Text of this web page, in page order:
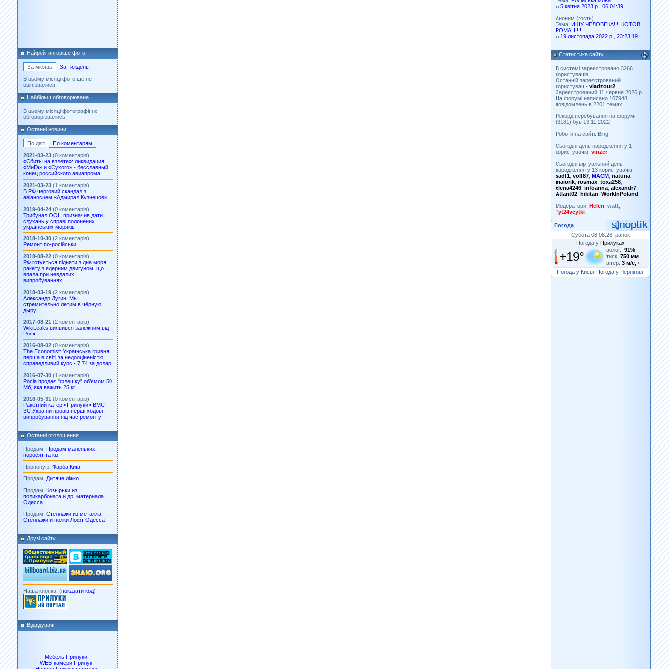
Найрейтинговіше фото
За місяць
За тиждень
В цьому місяці фото ще не
оцінювалися!
Найбільш обговорюване
В цьому місяці фотографії не
обговорювались.
Останні новини
По даті
По коментарям
2021-03-23 (0 коментарів)
«Сбиты на взлете»: ликвидация
«МиГа» и «Сухого» - бесславный
конец российского авиапрома!
2021-03-23 (1 коментарів)
В РФ черговий скандал з
авіаносцем «Адмирал Кузнецов»
2019-04-24 (0 коментарів)
Трибунал ООН призначив дати
слухань у справі полонених
українських моряків
2018-10-30 (2 коментарів)
Ремонт по-російськи
2018-08-22 (0 коментарів)
РФ готується підняти з дна моря
ракету з ядерним двигуном, що
впала при невдалих
випробуваннях
2018-03-19 (2 коментарів)
Александр Дугин: Мы
стремительно летим в чёрную
дыру.
2017-08-21 (2 коментарів)
WikiLeaks виявився залежним від
Росії!
2016-08-02 (0 коментарів)
The Economist: Українська гривня
перша в світі за недооціненістю:
справедливий курс - 7,74 за долар
2016-07-30 (1 коментарів)
Росія продає "флешку" об’ємом 50
Мб, яка важить 25 кг!
2016-05-31 (0 коментарів)
Ракетний катер «Прилуки» ВМС
ЗС України провів перші ходові
випробування під час ремонту
Останні оголошення
Продам: Продам маленьких
поросят та кіз
Пропоную: Фарба Київ
Продам: Дитяче ліжко
Продам: Козырьки из
поликарбоната и др. материала
Одесса
Продам: Стеллажи из металла,
Стеллажи и полки Лофт Одесса
Друзі сайту
Наша кнопка: (показати код)
Відвідувачі
Мебель Прилуки
WEB-камери Прилук
5 квітня 2023 р., 06:04:39
Аноним (гость)
Тема: ИЩУ ЧЕЛОВЕКА!!!! КОТОВ
РОМАН!!!!
19 листопада 2022 р., 23:23:19
Статистика сайту
В системі зареєстровано 3266
користувачів.
Останній зареєстрований
користувач - vladzour2
Зареєстрований 11 червня 2026 р.
На форумі написано 107948
повідомлень в 2201 темах.
Рекорд перебування на форумі
(3181) був 13.11.2022
Роботи на сайті: Bing
Сьогодні день народження у 1
користувачів: vinzer,
Сьогодні віртуальний день
народження у 13 користувачів:
sadf1 volf87 MACM natuna
maiorik rosmax toxa258
elena4246 infoanna alexandr7
Atlant02 hikitan WorkInPoland
Модератори: Helen watt
Tyt24vcytki
Погода
Субота 08.08.26, ранок
Погода у Прилуках
+19° волог.: 91%
тиск: 750 мм
вітер: 3 м/с,
Погода у Києві Погода у Чернігові